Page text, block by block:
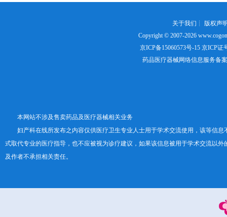
关于我们 ┊ 版权声
Copyright © 2007-2026
京ICP备15060573号-15京ICP证
药品医疗器械网络信息服务备
本网站不涉及售卖药品及医疗器械相关业务
妇产科在线所发布之内容仅供医疗卫生专业人士用于学术交流使用，该等信息
式取代专业的医疗指导，也不应被视为诊疗建议，如果该信息被用于学术交流以外
及作者不承担相关责任。